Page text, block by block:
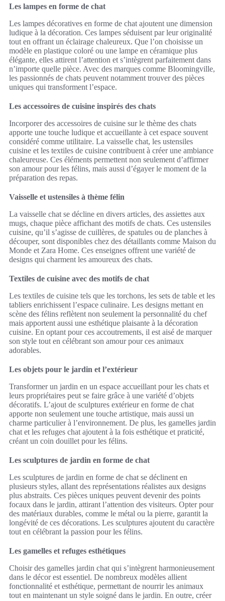
Les lampes en forme de chat
Les lampes décoratives en forme de chat ajoutent une dimension
ludique à la décoration. Ces lampes séduisent par leur originalité
tout en offrant un éclairage chaleureux. Que l’on choisisse un
modèle en plastique coloré ou une lampe en céramique plus
élégante, elles attirent l’attention et s’intègrent parfaitement dans
n’importe quelle pièce. Avec des marques comme Bloomingville,
les passionnés de chats peuvent notamment trouver des pièces
uniques qui transforment l’espace.
Les accessoires de cuisine inspirés des chats
Incorporer des accessoires de cuisine sur le thème des chats
apporte une touche ludique et accueillante à cet espace souvent
considéré comme utilitaire. La vaisselle chat, les ustensiles
cuisine et les textiles de cuisine contribuent à créer une ambiance
chaleureuse. Ces éléments permettent non seulement d’affirmer
son amour pour les félins, mais aussi d’égayer le moment de la
préparation des repas.
Vaisselle et ustensiles à thème félin
La vaisselle chat se décline en divers articles, des assiettes aux
mugs, chaque pièce affichant des motifs de chats. Ces ustensiles
cuisine, qu’il s’agisse de cuillères, de spatules ou de planches à
découper, sont disponibles chez des détaillants comme Maison du
Monde et Zara Home. Ces enseignes offrent une variété de
designs qui charment les amoureux des chats.
Textiles de cuisine avec des motifs de chat
Les textiles de cuisine tels que les torchons, les sets de table et les
tabliers enrichissent l’espace culinaire. Les designs mettant en
scène des félins reflètent non seulement la personnalité du chef
mais apportent aussi une esthétique plaisante à la décoration
cuisine. En optant pour ces accoutrements, il est aisé de marquer
son style tout en célébrant son amour pour ces animaux
adorables.
Les objets pour le jardin et l’extérieur
Transformer un jardin en un espace accueillant pour les chats et
leurs propriétaires peut se faire grâce à une variété d’objets
décoratifs. L’ajout de sculptures extérieur en forme de chat
apporte non seulement une touche artistique, mais aussi un
charme particulier à l’environnement. De plus, les gamelles jardin
chat et les refuges chat ajoutent à la fois esthétique et praticité,
créant un coin douillet pour les félins.
Les sculptures de jardin en forme de chat
Les sculptures de jardin en forme de chat se déclinent en
plusieurs styles, allant des représentations réalistes aux designs
plus abstraits. Ces pièces uniques peuvent devenir des points
focaux dans le jardin, attirant l’attention des visiteurs. Opter pour
des matériaux durables, comme le métal ou la pierre, garantit la
longévité de ces décorations. Les sculptures ajoutent du caractère
tout en célébrant la passion pour les félins.
Les gamelles et refuges esthétiques
Choisir des gamelles jardin chat qui s’intègrent harmonieusement
dans le décor est essentiel. De nombreux modèles allient
fonctionnalité et esthétique, permettant de nourrir les animaux
tout en maintenant un style soigné dans le jardin. En outre, créer